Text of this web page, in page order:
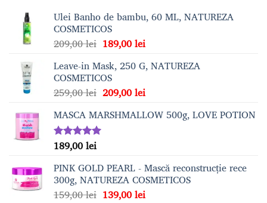
Ulei Banho de bambu, 60 ML, NATUREZA
COSMETICOS
209,00lei Prețul
a
fost:
209,00 lei.
189,00leiPrețul
este:
Leave-in Mask, 250 G, NATUREZA
COSMETICOS
259,00lei Prețul
a
209,00leiPrețul
este:
MASCA MARSHMALLOW 500g, LOVE POTION
Evaluat la
5.00din 5
189,00lei
PINK GOLD PEARL - Mască reconstrucție rece
300g, NATUREZA COSMETICOS
159,00lei Prețul
139,00leiPrețul